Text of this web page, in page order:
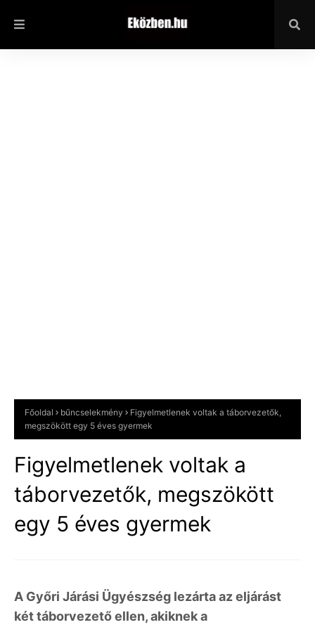
Főoldal bűncselekmény
Figyelmetlenek voltak a táborvezetők,
megszökött egy 5 éves gyermek
Figyelmetlenek voltak a
táborvezetők, megszökött
egy 5 éves gyermek
A Győri Járási Ügyészség lezárta az eljárást
két táborvezető ellen, akiknek a